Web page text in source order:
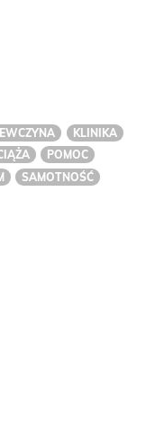
KLINIKA
POMOC
SAMOTNOŚĆ